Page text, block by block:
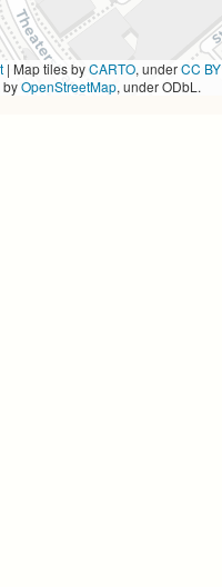
| Map tiles byCARTO, underCC BY
byOpenStreetMap, under ODbL.